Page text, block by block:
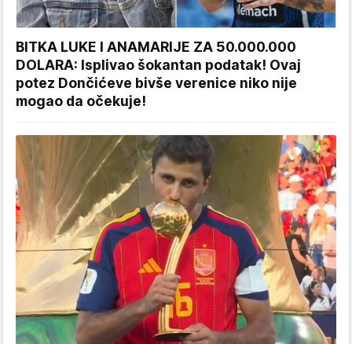
BITKA LUKE I ANAMARIJE ZA 50.000.000
DOLARA: Isplivao šokantan podatak! Ovaj
potez Dončićeve bivše verenice niko nije
mogao da očekuje!